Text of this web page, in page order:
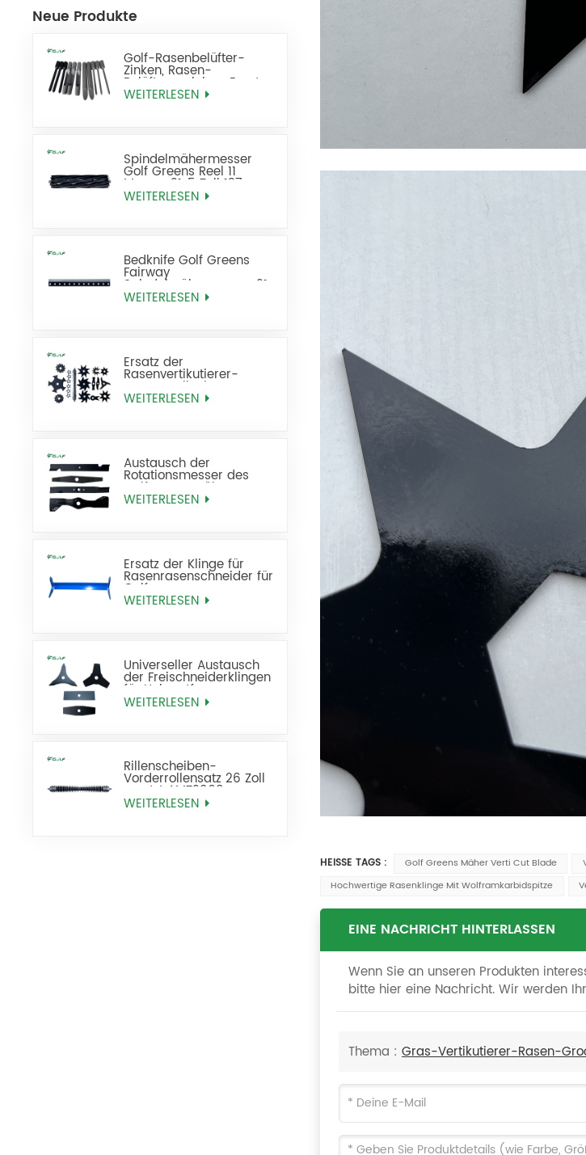
Neue Produkte
Golf-Rasenbelüfter-
Zinken, Rasen-
Belüftungszinken, Ersatz
WEITERLESEN
Spindelmähermesser
Golf Greens Reel 11
Messer 21x5 Zoll 137-
8512
WEITERLESEN
Bedknife Golf Greens
Fairway
Spindelmähermesser 21
Zoll Standard ersetzt 93-
WEITERLESEN
Ersatz der
Rasenvertikutierer-
Rasenvertikutierer-
Rasenfräse
WEITERLESEN
Austausch der
Rotationsmesser des
Golf-Rasenmähers
WEITERLESEN
Ersatz der Klinge für
Rasenrasenschneider für
Golfrasen
WEITERLESEN
Universeller Austausch
der Freischneiderklingen
für Unkrautfresser
WEITERLESEN
Rillenscheiben-
Vorderrollensatz 26 Zoll
ersetzt AMT2968
BM25318
WEITERLESEN
HEISSE TAGS : Golf Greens Mäher Verti Cut Blade
Hochwertige Rasenklinge Mit Wolframkarbidspitze
EINE NACHRICHT HINTERLASSEN
Wenn Sie an unseren Produkten
bitte hier eine Nachricht. Wir werden
Thema :Gras-Vertikutierer-Rasen-